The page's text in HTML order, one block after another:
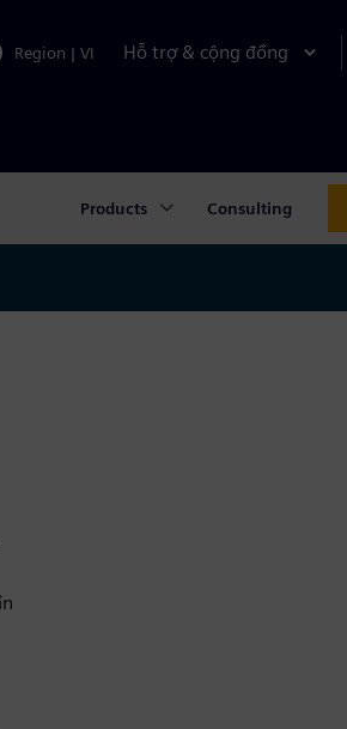
Region | VI Hỗ trợ & cộng đồng
Products Consulting